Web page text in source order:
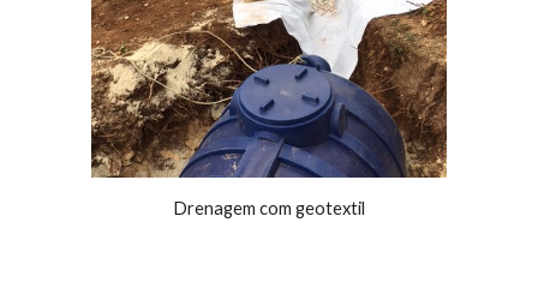
Drenagem com geotextil